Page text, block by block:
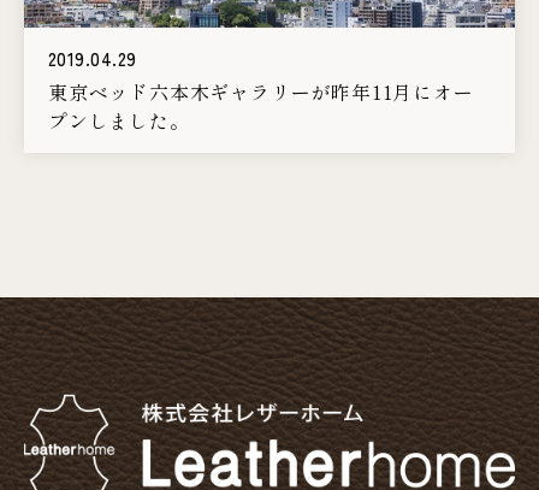
2019.04.29
東京ベッド六本木ギャラリーが昨年11月にオー
プンしました。